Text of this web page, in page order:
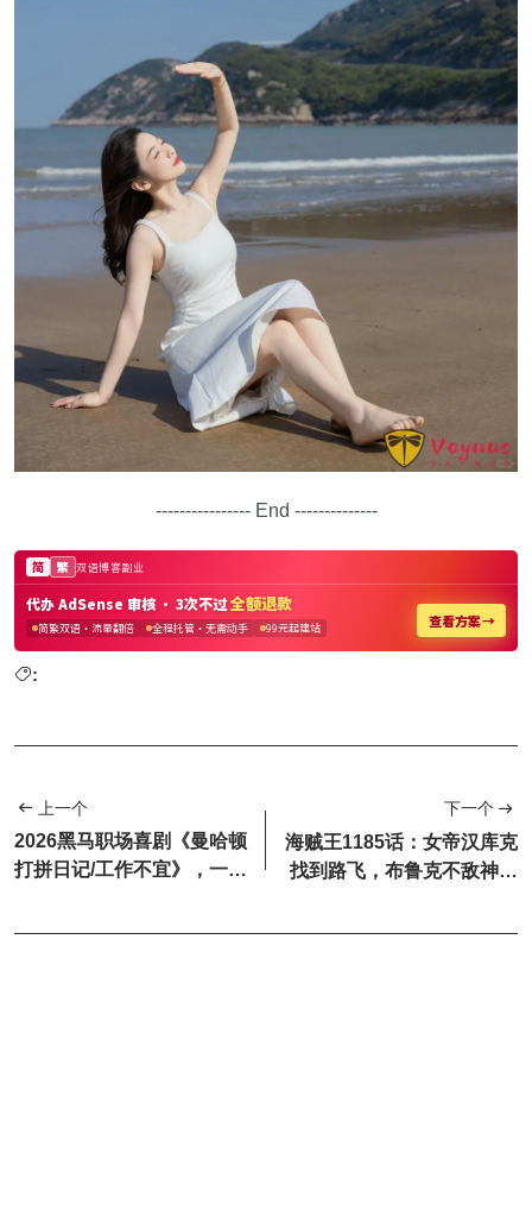
---------------- End --------------
:
上一个
2026黑马职场喜剧《曼哈顿
打拼日记/工作不宜》，一集
下一个
海贼王1185话：女帝汉库克
找到路飞，布鲁克不敌神之